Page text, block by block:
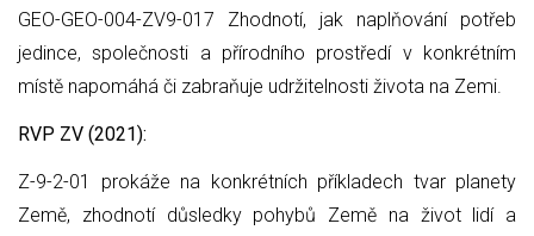
GEO-GEO-004-ZV9-017 Zhodnotí, jak naplňování potřeb
jedince, společnosti a přírodního prostředí v konkrétním
místě napomáhá či zabraňuje udržitelnosti života na Zemi.
RVP ZV (2021):
Z-9-2-01 prokáže na konkrétních příkladech tvar planety
Země, zhodnotí důsledky pohybů Země na život lidí a